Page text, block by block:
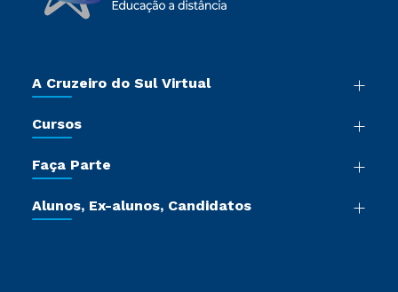
A Cruzeiro do Sul Virtual
Sala de Imprensa
Certificadoras
Jornada do Aluno
Cursos
Pós-graduação
Cursos Livres
Faça Parte
Vestibular Redação
Alunos, Ex-alunos, Candidatos